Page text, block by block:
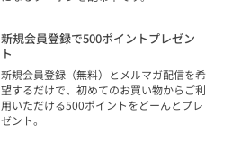
新規会員登録で500ポイントプレゼン
ト
新規会員登録（無料）とメルマガ配信を希
望するだけで、初めてのお買い物からご利
用いただける500ポイントをどーんとプレ
ゼント。